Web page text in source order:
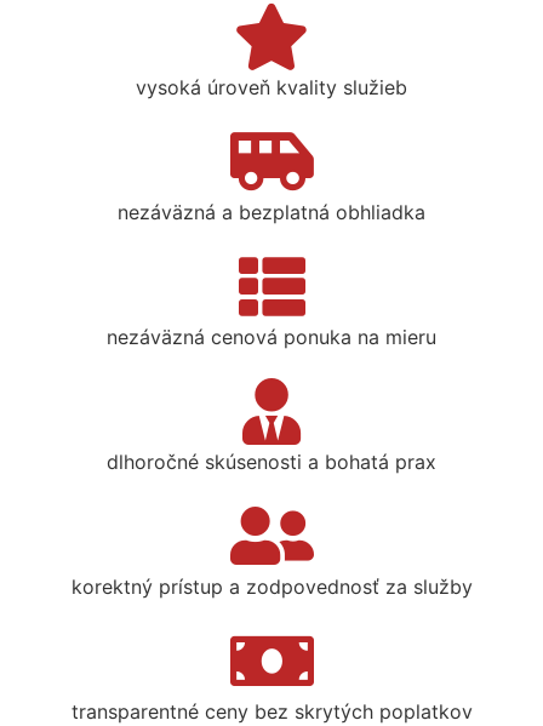
vysoká úroveň kvality služieb
nezáväzná a bezplatná obhliadka
nezáväzná cenová ponuka na mieru
dlhoročné skúsenosti a bohatá prax
korektný prístup a zodpovednosť za služby
transparentné ceny bez skrytých poplatkov